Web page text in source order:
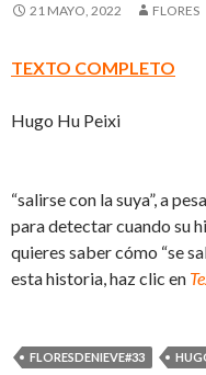
21 MAYO, 2022 FLORES
TEXTO COMPLETO
Hugo Hu Peixi
“salirse con la suya”, a
para detectar cuando su
quieres saber cómo “se
esta historia, haz clic en
FLORESDENIEVE#33